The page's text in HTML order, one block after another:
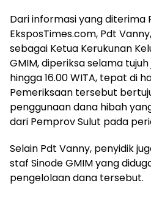
Dari informasi yang diterima
EksposTimes.com, Pdt
sebagai Ketua Kerukunan
GMIM, diperiksa selama
hingga 16.00 WITA, tepat di
Pemeriksaan tersebut
penggunaan dana hibah
dari Pemprov Sulut pada
Selain Pdt Vanny, penyidik
staf Sinode GMIM yang
pengelolaan dana tersebut.